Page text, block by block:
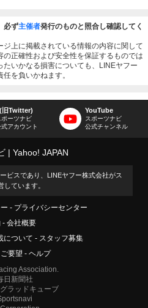
必ず主催者発行のものと照合し確認してく
上に掲載されている情報の内容に関して
正確性および安全性を保証するものでは
いかなる損害についても、LINEヤフー
を負いかねます。
旧Twitter)
ポーツナビ
式アカウント
YouTube
スポーツナビ
公式チャンネル
Yahoo! JAPAN
ビスであり、LINEヤフー株式会社がス
ています。
プライバシーセンター
会社概要
について
スタッフ募集
要望
ヘルプ
Association.
日新聞社
ラッドキューブ